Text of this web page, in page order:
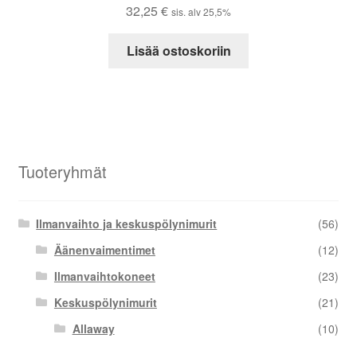
32,25 € sis. alv 25,5%
Lisää ostoskoriin
Tuoteryhmät
Ilmanvaihto ja keskuspölynimurit
(56)
Äänenvaimentimet
(12)
Ilmanvaihtokoneet
(23)
Keskuspölynimurit
(21)
Allaway
(10)